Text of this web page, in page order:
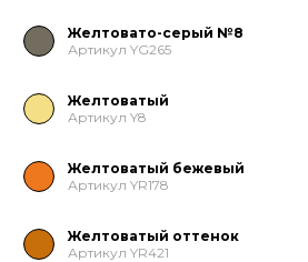
Желтовато-серый №8
Артикул YG265
Желтоватый
Артикул Y8
Желтоватый бежевый
Артикул YR178
Желтоватый оттенок
Артикул YR421